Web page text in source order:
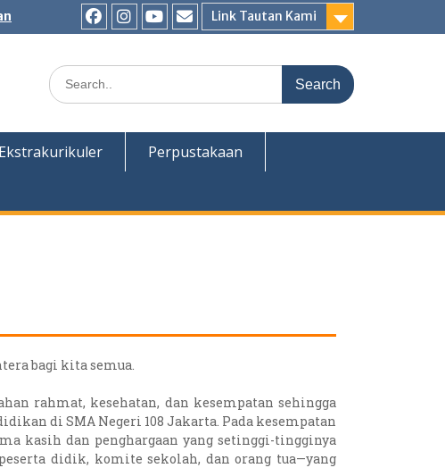
Link Tautan Kami
Ekstrakurikuler
Perpustakaan
bagi kita semua.
rahmat, kesehatan, dan kesempatan sehingga
di SMA Negeri 108 Jakarta. Pada kesempatan
kasih dan penghargaan yang setinggi-tingginya
didik, komite sekolah, dan orang tua—yang